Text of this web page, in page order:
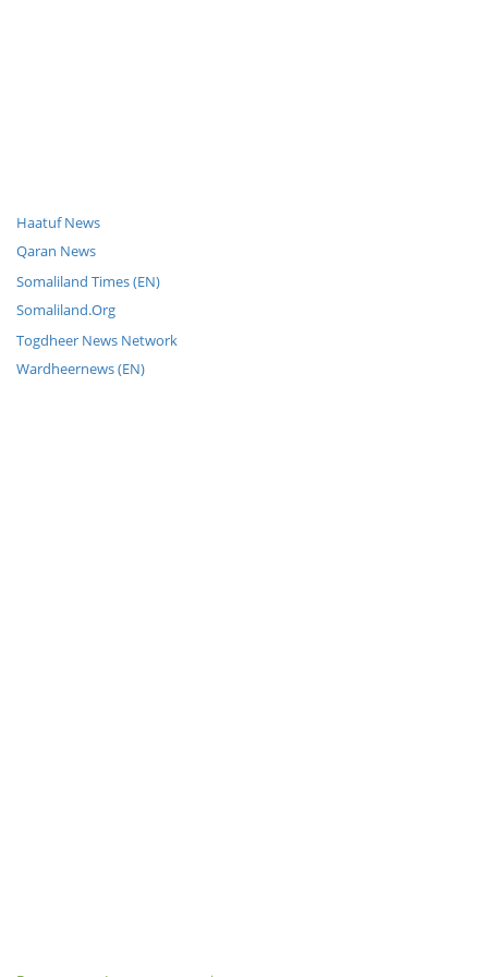
Haatuf News
Qaran News
Somaliland Times (EN)
Somaliland.Org
Togdheer News Network
Wardheernews (EN)